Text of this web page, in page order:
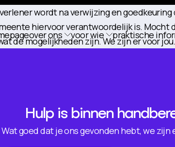
over ons voor wie praktische
wordt na verwijzing en
hiervoor verantwoordelijk is. Mocht
de mogelijkheden zijn. We zijn er voor
Hulp is binnen
Wat goed dat je ons gevonden hebt, we zijn